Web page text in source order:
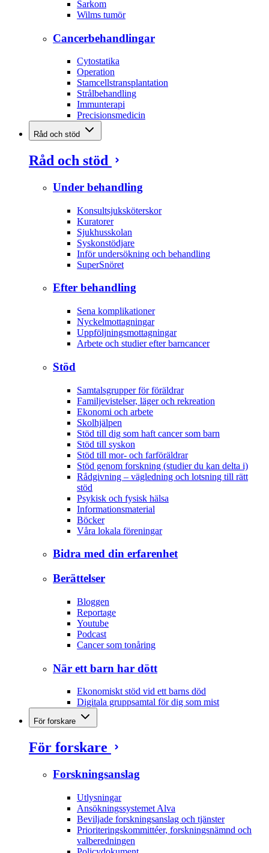
Sarkom
Wilms tumör
Cancerbehandlingar
Cytostatika
Operation
Stamcellstransplantation
Strålbehandling
Immunterapi
Precisionsmedicin
Råd och stöd
Råd och stöd
Under behandling
Konsultsjuksköterskor
Kuratorer
Sjukhusskolan
Syskonstödjare
Inför undersökning och behandling
SuperSnöret
Efter behandling
Sena komplikationer
Nyckelmottagningar
Uppföljningsmottagningar
Arbete och studier efter barncancer
Stöd
Samtalsgrupper för föräldrar
Familjevistelser, läger och rekreation
Ekonomi och arbete
Skolhjälpen
Stöd till dig som haft cancer som barn
Stöd till syskon
Stöd till mor- och farföräldrar
Stöd genom forskning (studier du kan delta i)
Rådgivning – vägledning och lotsning till rätt
stöd
Psykisk och fysisk hälsa
Informationsmaterial
Böcker
Våra lokala föreningar
Bidra med din erfarenhet
Berättelser
Bloggen
Reportage
Youtube
Podcast
Cancer som tonåring
När ett barn har dött
Ekonomiskt stöd vid ett barns död
Digitala gruppsamtal för dig som mist
För forskare
För forskare
Forskningsanslag
Utlysningar
Ansökningssystemet Alva
Beviljade forskningsanslag och tjänster
Prioriteringskommittéer, forskningsnämnd och
valberedningen